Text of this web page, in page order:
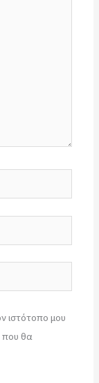
ιστότοπο μου
που θα